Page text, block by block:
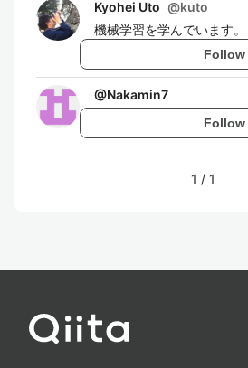
Kyohei Uto @kuto
機械学習を学んでいます。
Follow
@Nakamin7
Follow
1 / 1